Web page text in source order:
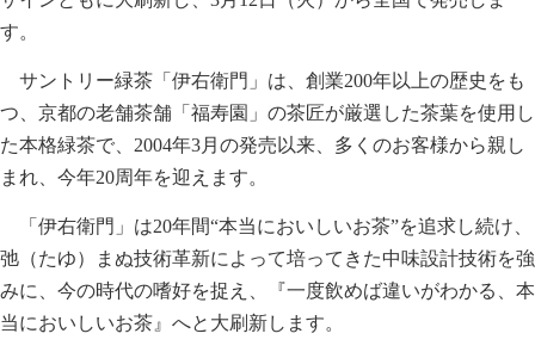
す。
サントリー緑茶「伊右衛門」は、創業200年以上の歴史をも
つ、京都の老舗茶舗「福寿園」の茶匠が厳選した茶葉を使用し
た本格緑茶で、2004年3月の発売以来、多くのお客様から親し
まれ、今年20周年を迎えます。
「伊右衛門」は20年間“本当においしいお茶”を追求し続け、
弛（たゆ）まぬ技術革新によって培ってきた中味設計技術を強
みに、今の時代の嗜好を捉え、『一度飲めば違いがわかる、本
当においしいお茶』へと大刷新します。